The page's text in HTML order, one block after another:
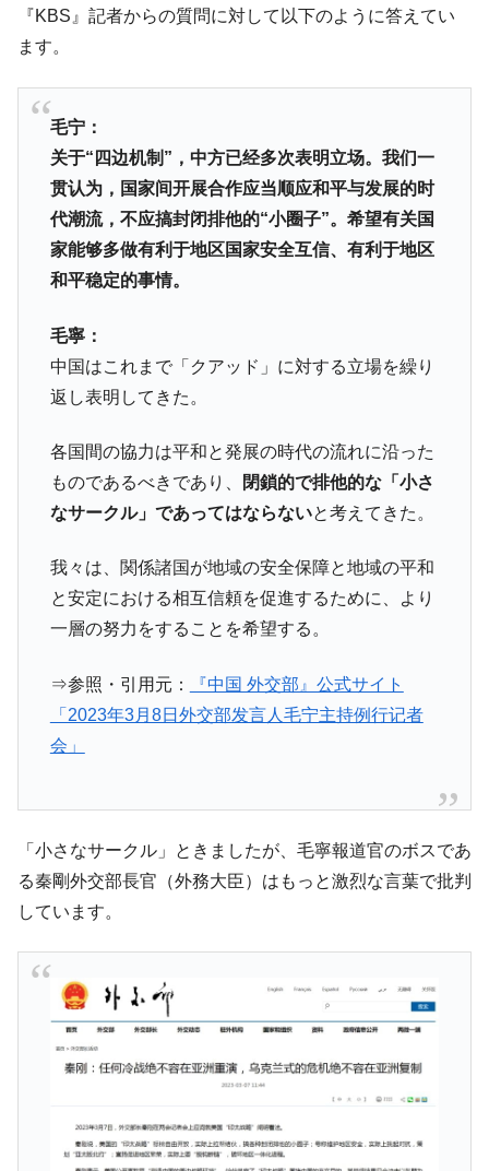
『Money1』
韓国･外為取引量「1日当たり1,214.4億ド
ル」まで拡大 ⇒ 海外資金の動きに強く左右される状態
『Money1』
た ⇒ 国家が行った恐るべき株価操作であり、空前の国政壟
『Money1』
韓国･警察職員が「丸刈りになって抗議活
動」
『Money1』
中国だけが鉄鋼輸出を異常増加させる ⇒ 中
『Money1』
種は全般的「不調」⇒ PSIが示す現況は決して良くない。
『Money1』
【米韓激突案件】韓国消費者院が『クーパ
『Money1』 韓国で猛暑。南東部では干ばつ
『Money1』
韓国型イージス搭載の次世代駆逐艦
「KDDX」1番艦、2032年竣工と公示
【対日本円】ウォン安が急進！ 日米の協調
に韓国がいっちょがみしたのでは。
は韓国で『BYD』車は売れている。6カ月で対前年同期比
『Money1』
在韓米国大使スティールが着韓！⇒ さっそ
く空港に詰めかけ「出て行け！」「極右勢力」のプラカー
ドを掲げる「在韓反米勢力」
ータセンター整備」⇒ だから無理だってば。
『Money1』
JPモルガン「韓国レバレッジETFの清算は
『Money1』
発。
『Money1』
ャンペーン」⇒ あの名物教授も登場！
『Money1』
韓国「橋が落ちました」⇒ 耐久性「なさす
ぎ」では。
韓国鉄鋼最大手『POSCO』ズブズブ沈む。
『Money1』
米国下院「韓国の公務員個人をターゲット
『KBS』記者からの質問に対して以下のように答えてい
ます。
毛宁：
关于“四边机制”，中方已经多次表明立场。我们一
贯认为，国家间开展合作应当顺应和平与发展的时
代潮流，不应搞封闭排他的“小圈子”。希望有关国
家能够多做有利于地区国家安全互信、有利于地区
和平稳定的事情。
毛寧：
中国はこれまで「クアッド」に対する立場を繰り
返し表明してきた。
各国間の協力は平和と発展の時代の流れに沿った
ものであるべきであり、
閉鎖的で排他的な「小さ
なサークル」であってはならないと考えてきた。
我々は、関係諸国が地域の安全保障と地域の平和
と安定における相互信頼を促進するために、より
一層の努力をすることを希望する。
⇒参照・引用元：
『中国 外交部』公式サイト
「2023年3月8日外交部发言人毛宁主持例行记者
会」
「小さなサークル」ときましたが、毛寧報道官のボスであ
る秦剛外交部長官（外務大臣）はもっと激烈な言葉で批判
しています。